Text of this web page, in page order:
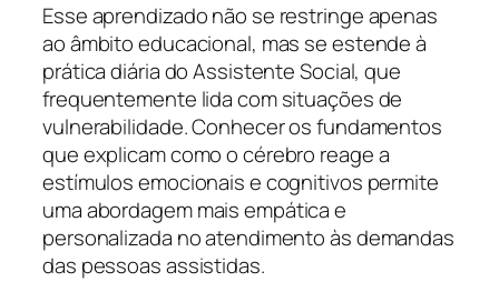
Esse aprendizado não se restringe apenas
ao âmbito educacional, mas se estende à
prática diária do Assistente Social, que
frequentemente lida com situações de
vulnerabilidade. Conhecer os fundamentos
que explicam como o cérebro reage a
estímulos emocionais e cognitivos permite
uma abordagem mais empática e
personalizada no atendimento às demandas
das pessoas assistidas.